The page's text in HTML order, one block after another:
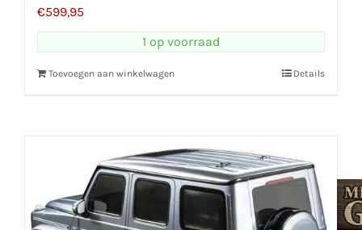
€599,95
1 op voorraad
Toevoegen aan winkelwagen Details